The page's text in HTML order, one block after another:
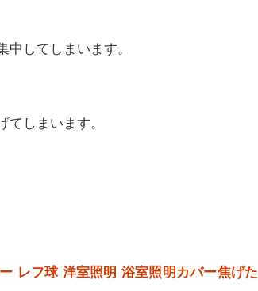
してしまいます。
しまいます。
レフ球 洋室照明 浴室照明カバー焦げた